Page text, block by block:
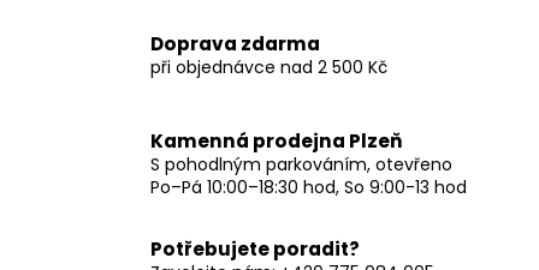
Doprava zdarma
při objednávce nad 2 500 Kč
Kamenná prodejna Plzeň
S pohodlným parkováním, otevřeno
Po–Pá 10:00–18:30 hod, So 9:00-13 hod
Potřebujete poradit?